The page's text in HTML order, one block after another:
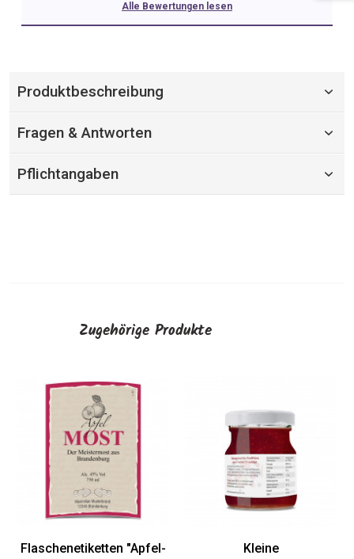
Alle Bewertungen lesen
Produktbeschreibung
Fragen & Antworten
Pflichtangaben
Zugehörige Produkte
Kleine
Kleine
Rückseitenetiketten
"Happy Flowers"